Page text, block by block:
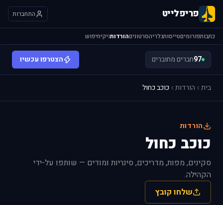
פריפלייט התחברות
כתבותפורומיםטייסותגלריהסרטוניםהורדותויקיחיפוש
97חברים מחוברים הצטרפו עכשיו
בית הורדות כוכב כחול
הורדות
כוכב כחול
סקינים, מפות, מדריכים, סינריות ומודים — שותפו על-ידי
הקהילה.
שלחו קובץ